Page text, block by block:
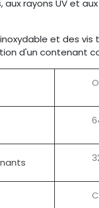
aux rayons UV et
et des vis
d'un contenant